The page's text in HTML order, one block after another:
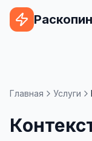
Раскопин
Сайт на
Главная Услуги